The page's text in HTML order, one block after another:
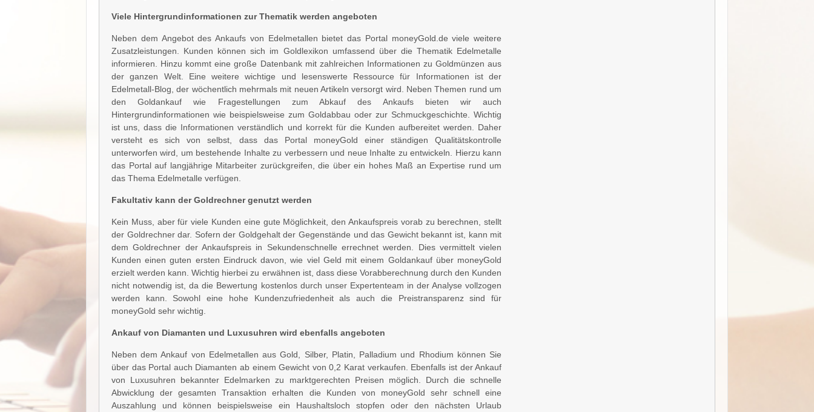
Viele Hintergrundinformationen zur Thematik werden angeboten
Neben dem Angebot des Ankaufs von Edelmetallen bietet das Portal moneyGold.de viele weitere
Zusatzleistungen. Kunden können sich im Goldlexikon umfassend über die Thematik Edelmetalle
informieren. Hinzu kommt eine große Datenbank mit zahlreichen Informationen zu Goldmünzen aus
der ganzen Welt. Eine weitere wichtige und lesenswerte Ressource für Informationen ist der
Edelmetall-Blog, der wöchentlich mehrmals mit neuen Artikeln versorgt wird. Neben Themen rund um
den Goldankauf wie Fragestellungen zum Abkauf des Ankaufs bieten wir auch
Hintergrundinformationen wie beispielsweise zum Goldabbau oder zur Schmuckgeschichte. Wichtig
ist uns, dass die Informationen verständlich und korrekt für die Kunden aufbereitet werden. Daher
versteht es sich von selbst, dass das Portal moneyGold einer ständigen Qualitätskontrolle
unterworfen wird, um bestehende Inhalte zu verbessern und neue Inhalte zu entwickeln. Hierzu kann
das Portal auf langjährige Mitarbeiter zurückgreifen, die über ein hohes Maß an Expertise rund um
das Thema Edelmetalle verfügen.
Fakultativ kann der Goldrechner genutzt werden
Kein Muss, aber für viele Kunden eine gute Möglichkeit, den Ankaufspreis vorab zu berechnen, stellt
der Goldrechner dar. Sofern der Goldgehalt der Gegenstände und das Gewicht bekannt ist, kann mit
dem Goldrechner der Ankaufspreis in Sekundenschnelle errechnet werden. Dies vermittelt vielen
Kunden einen guten ersten Eindruck davon, wie viel Geld mit einem Goldankauf über moneyGold
erzielt werden kann. Wichtig hierbei zu erwähnen ist, dass diese Vorabberechnung durch den Kunden
nicht notwendig ist, da die Bewertung kostenlos durch unser Expertenteam in der Analyse vollzogen
werden kann. Sowohl eine hohe Kundenzufriedenheit als auch die Preistransparenz sind für
moneyGold sehr wichtig.
Ankauf von Diamanten und Luxusuhren wird ebenfalls angeboten
Neben dem Ankauf von Edelmetallen aus Gold, Silber, Platin, Palladium und Rhodium können Sie
über das Portal auch Diamanten ab einem Gewicht von 0,2 Karat verkaufen. Ebenfalls ist der Ankauf
von Luxusuhren bekannter Edelmarken zu marktgerechten Preisen möglich. Durch die schnelle
Abwicklung der gesamten Transaktion erhalten die Kunden von moneyGold sehr schnell eine
Auszahlung und können beispielsweise ein Haushaltsloch stopfen oder den nächsten Urlaub